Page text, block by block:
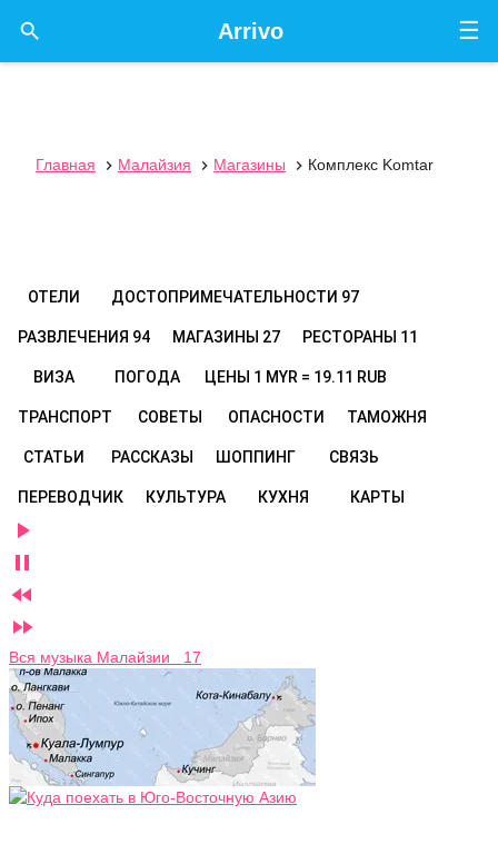
☰
Arrivo

Главная  Малайзия  Магазины  Комплекс Komtar
ОТЕЛИ ДОСТОПРИМЕЧАТЕЛЬНОСТИ 97
РАЗВЛЕЧЕНИЯ 94 МАГАЗИНЫ 27 РЕСТОРАНЫ 11
ВИЗА ПОГОДА ЦЕНЫ 1 MYR = 19.11 RUB
ТРАНСПОРТ СОВЕТЫ ОПАСНОСТИ ТАМОЖНЯ
СТАТЬИ РАССКАЗЫ ШОППИНГ СВЯЗЬ
ПЕРЕВОДЧИК КУЛЬТУРА КУХНЯ КАРТЫ




Вся музыка Малайзии 17